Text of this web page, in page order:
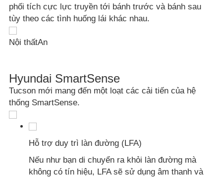
phối tích cực lực truyền tới bánh trước và bánh sau
tùy theo các tình huống lái khác nhau.
Nội thấtAn
Hyundai SmartSense
Tucson mới mang đến một loạt các cải tiến của hệ
thống SmartSense.
Hỗ trợ duy trì làn đường (LFA)
Nếu như bạn di chuyển ra khỏi làn đường mà
không có tín hiệu, LFA sẽ sử dụng âm thanh và